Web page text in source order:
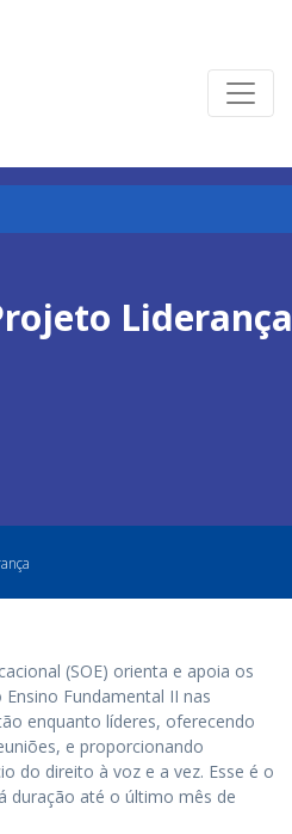
Liderança
(SOE) orienta e apoia os
Fundamental II nas
enquanto líderes, oferecendo
e proporcionando
do direito à voz e a vez. Esse é o
duração até o último mês de